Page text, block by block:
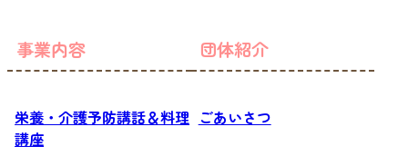
事業内容
栄養・介護予防講話＆料理
講座
団体紹介
ごあいさつ